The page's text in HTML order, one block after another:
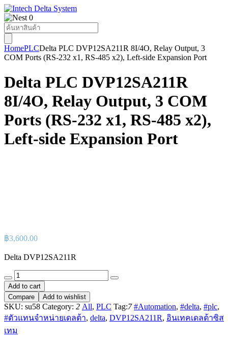
0
Products
search
HomePLCDelta PLC DVP12SA211R 8I/4O, Relay Output, 3
COM Ports (RS-232 x1, RS-485 x2), Left-side Expansion Port
Delta PLC DVP12SA211R
8I/4O, Relay Output, 3 COM
Ports (RS-232 x1, RS-485 x2),
Left-side Expansion Port
฿3,600.00
Delta DVP12SA211R
Delta
PLC
DVP12SA211R
8I/4O,
Relay
Output,
3
Add to cart
Compare
Add to wishlist
SKU: su58 Category: 2 All, PLC Tag:7#Automation, #delta, #plc,
#ตัวแทนจำหน่ายเดลต้า, delta, DVP12SA211R, อินเทคเดลต้าซิส
เทม